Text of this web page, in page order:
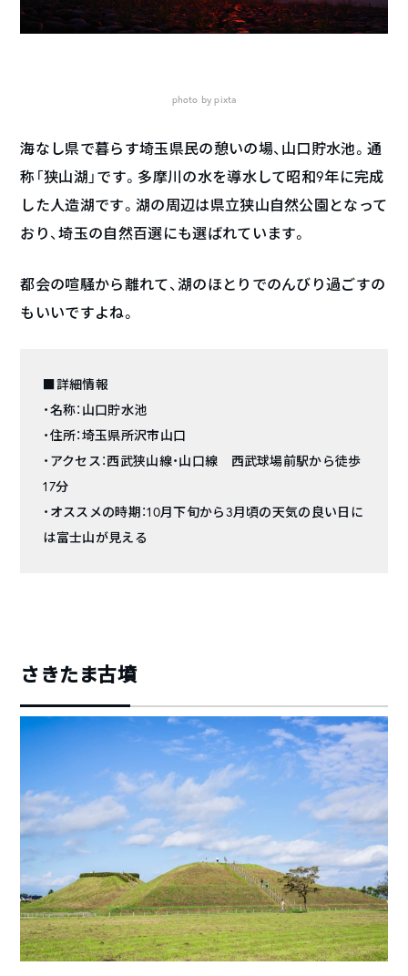
photo by pixta
海なし県で暮らす埼玉県民の憩いの場、山口貯水池。通
称「狭山湖」です。多摩川の水を導水して昭和9年に完成
した人造湖です。湖の周辺は県立狭山自然公園となって
おり、埼玉の自然百選にも選ばれています。
都会の喧騒から離れて、湖のほとりでのんびり過ごすの
もいいですよね。
■詳細情報
・名称：山口貯水池
・住所：埼玉県所沢市山口
・アクセス：西武狭山線・山口線 西武球場前駅から徒歩
17分
・オススメの時期：10月下旬から3月頃の天気の良い日に
は富士山が見える
さきたま古墳